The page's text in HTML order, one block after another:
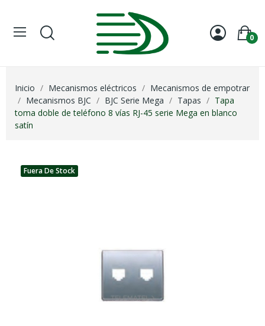
0
Inicio Mecanismos eléctricos
Mecanismos de empotrar
Mecanismos BJC
BJC Serie Mega Tapas
Tapa
toma doble de teléfono 8 vías RJ-45 serie Mega en blanco
satín
Fuera De Stock